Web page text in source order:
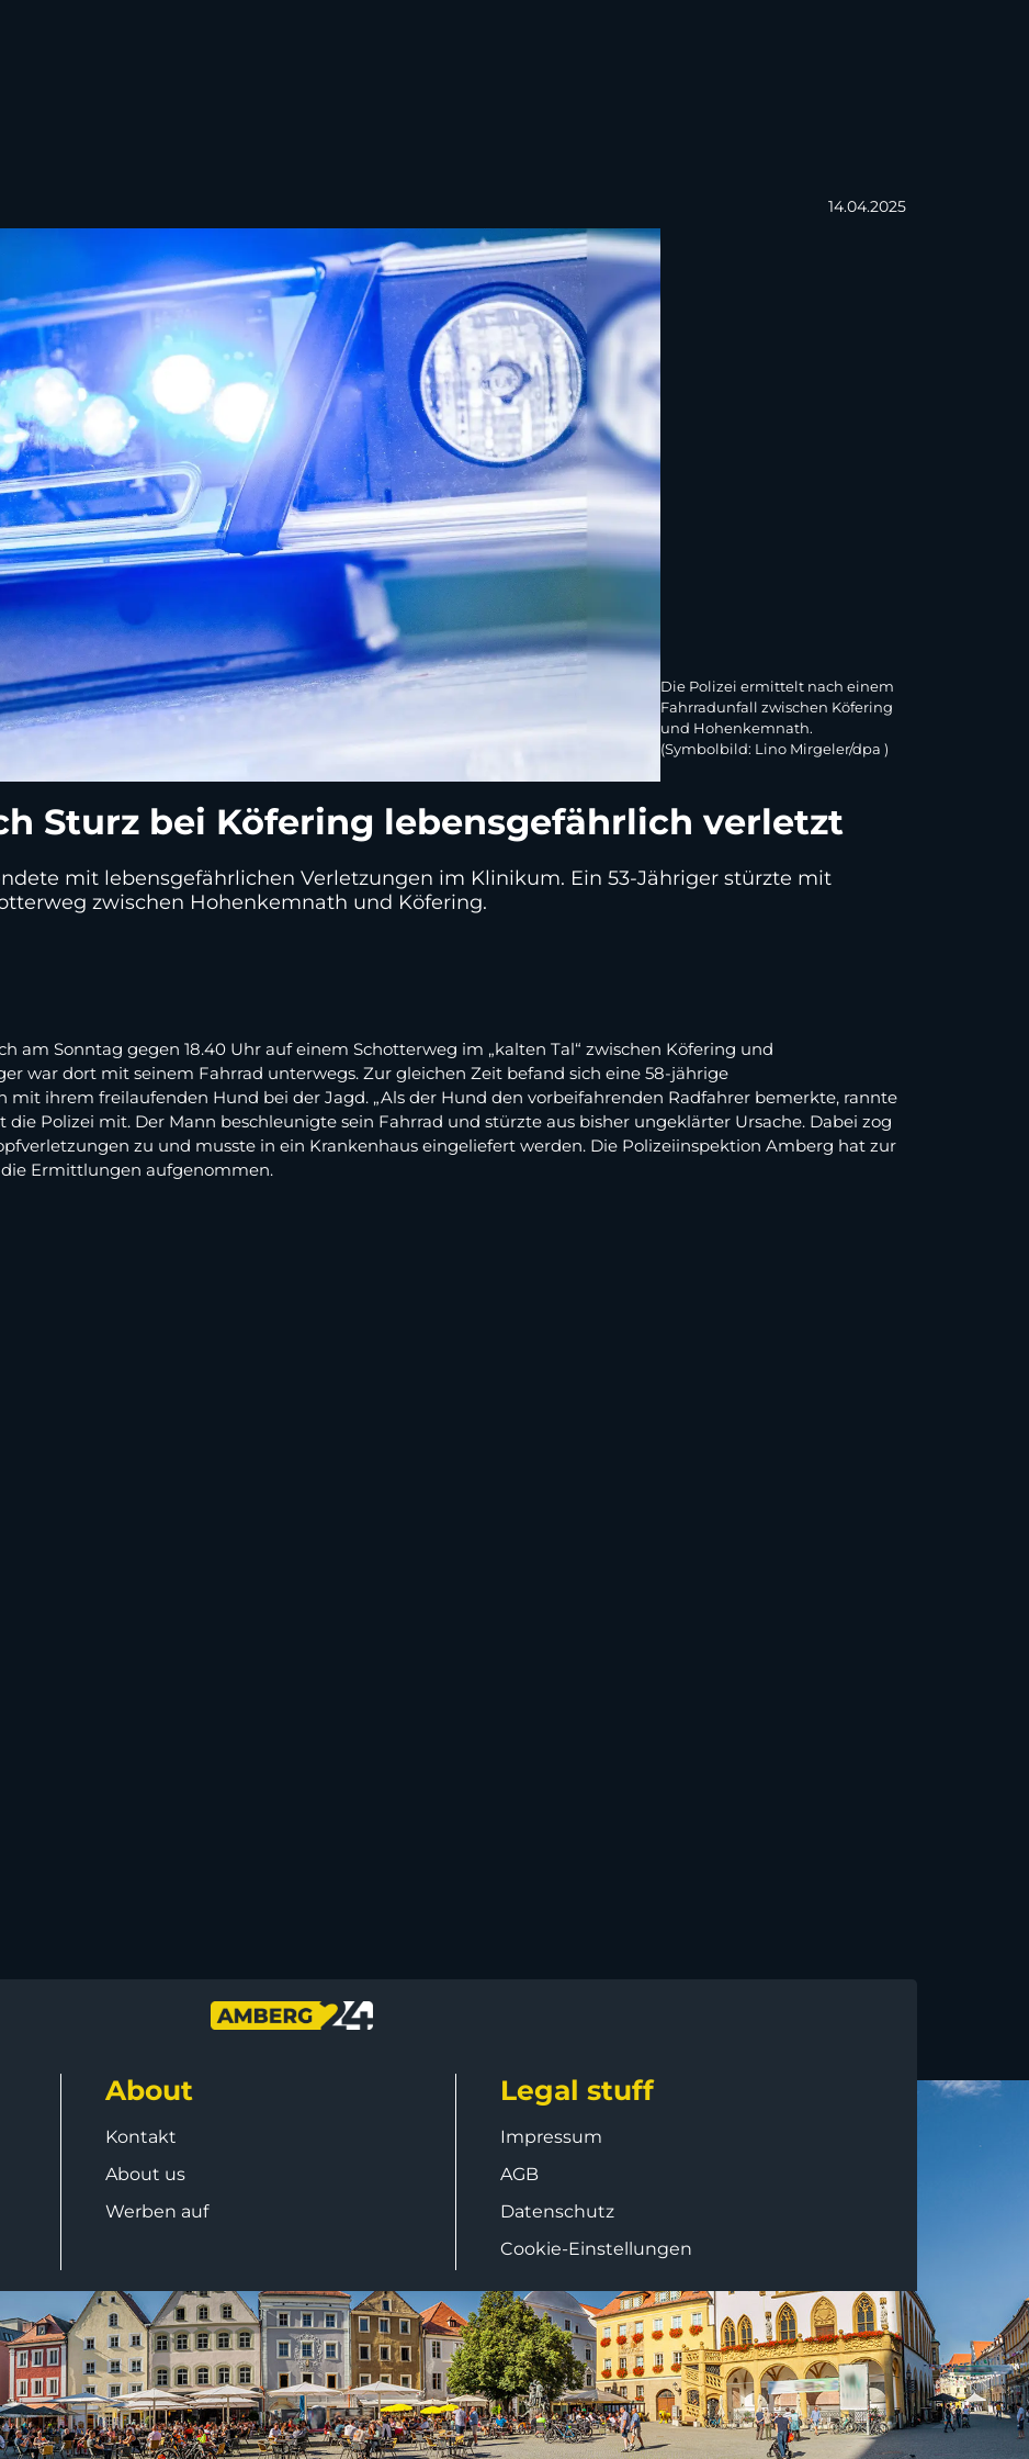
14.04.2025
Die Polizei ermittelt nach einem
Fahrradunfall zwischen Köfering
und Hohenkemnath.
(Symbolbild: Lino Mirgeler/dpa )
Sturz bei Köfering lebensgefährlich verletzt
mit lebensgefährlichen Verletzungen im Klinikum. Ein 53-Jähriger stürzte mit
zwischen Hohenkemnath und Köfering.
am Sonntag gegen 18.40 Uhr auf einem Schotterweg im „kalten Tal“ zwischen Köfering und
war dort mit seinem Fahrrad unterwegs. Zur gleichen Zeit befand sich eine 58-jährige
mit ihrem freilaufenden Hund bei der Jagd. „Als der Hund den vorbeifahrenden Radfahrer bemerkte, rannte
die Polizei mit. Der Mann beschleunigte sein Fahrrad und stürzte aus bisher ungeklärter Ursache. Dabei zog
zu und musste in ein Krankenhaus eingeliefert werden. Die Polizeiinspektion Amberg hat zur
Ermittlungen aufgenommen.
About
Kontakt
About us
Werben auf
Legal stuff
Impressum
AGB
Datenschutz
Cookie-Einstellungen